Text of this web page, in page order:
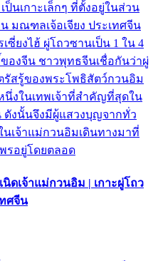
ป็นเกาะเล็กๆ ที่ตั้งอยู่ในส่วน
มณฑลเจ้อเจียง ประเทศจีน
ซี่ยงไฮ้ ผู่โถวซานเป็น 1 ใน 4
องจีน ชาวพุทธจีนเชื่อกันว่าผู่
สรู้ของพระโพธิสัตว์กวนอิม
นึ่งในเทพเจ้าที่สำคัญที่สุดใน
งนั้นจึงมีผู้แสวงบุญจากทั่ว
เจ้าแม่กวนอิมเดินทางมาที่
รอยู่โดยตลอด
ดเจ้าแม่กวนอิม | เกาะผู่โถว
ศจีน